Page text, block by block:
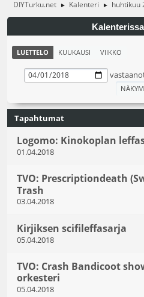
DIYTurku.net ► Kalenteri ► huhtikuu
LUETTELO KUUKAUSI VIIKKO
Tapahtumat
Logomo: Kinokoplan
01.04.2018
TVO: Prescriptiondeath
Trash
03.04.2018
Kirjiksen scifileffasarja
05.04.2018
TVO: Crash Bandicoot
orkesteri
05.04.2018